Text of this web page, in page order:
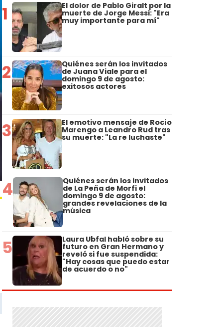
1 El dolor de Pablo Giralt por la
muerte de Jorge Messi: "Era
muy importante para mí"
2 Quiénes serán los invitados
de Juana Viale para el
domingo 9 de agosto:
exitosos actores
3 El emotivo mensaje de Rocío
Marengo a Leandro Rud tras
su muerte: "La re luchaste"
4 Quiénes serán los invitados
de La Peña de Morfi el
domingo 9 de agosto:
grandes revelaciones de la
música
5 Laura Ubfal habló sobre su
futuro en Gran Hermano y
reveló si fue suspendida:
"Hay cosas que puedo estar
de acuerdo o no"